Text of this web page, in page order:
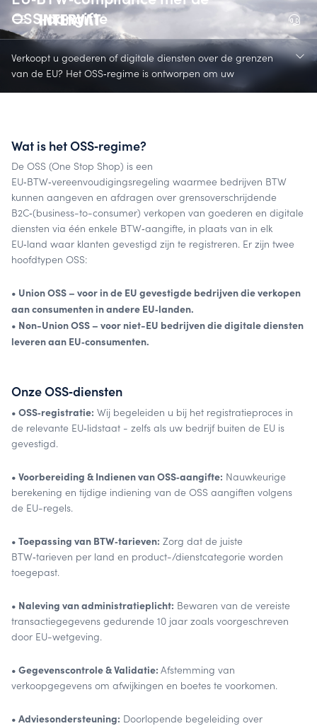
OSS‑aangifte
Verkoopt u goederen of digitale diensten over de grenzen
van de EU? Het OSS‑regime is ontworpen om uw
BTW‑verplichtingen te stroomlijnen, maar correct uitvoeren
Wat is het OSS‑regime?
De OSS (One Stop Shop) is een
EU‑BTW‑vereenvoudigingsregeling waarmee bedrijven BTW
kunnen aangeven en afdragen over grensoverschrijdende
B2C‑(business-to-consumer) verkopen van goederen en digitale
diensten via één enkele BTW‑aangifte, in plaats van in elk
EU‑land waar klanten gevestigd zijn te registreren. Er zijn twee
hoofdtypen OSS:
• Union OSS – voor in de EU gevestigde bedrijven die verkopen
aan consumenten in andere EU‑landen.
• Non-Union OSS – voor niet-EU bedrijven die digitale diensten
leveren aan EU‑consumenten.
Onze OSS‑diensten
• OSS‑registratie: Wij begeleiden u bij het registratieproces in
de relevante EU‑lidstaat - zelfs als uw bedrijf buiten de EU is
gevestigd.
• Voorbereiding & Indienen van OSS‑aangifte: Nauwkeurige
berekening en tijdige indiening van de OSS aangiften volgens
de EU-regels.
• Toepassing van BTW‑tarieven: Zorg dat de juiste
BTW‑tarieven per land en product-/dienstcategorie worden
toegepast.
• Naleving van administratieplicht: Bewaren van de vereiste
transactiegegevens gedurende 10 jaar zoals voorgeschreven
door EU-wetgeving.
• Gegevenscontrole & Validatie: Afstemming van
verkoopgegevens om afwijkingen en boetes te voorkomen.
• Adviesondersteuning: Doorlopende begeleiding over